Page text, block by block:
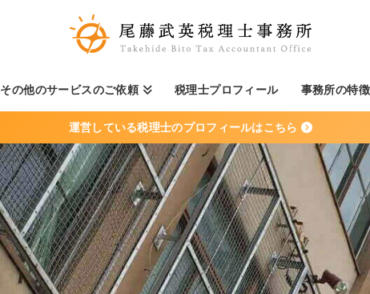
その他のサービスのご依頼 税理士プロフィール 事務所の特徴
運営している税理士のプロフィールはこちら